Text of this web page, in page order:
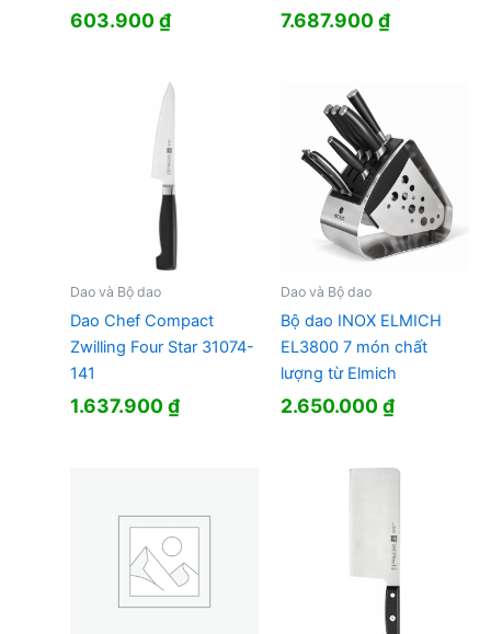
603.900₫ 7.687.900₫
Dao và Bộ dao
Dao Chef Compact
Zwilling Four Star 31074-
141
1.637.900₫
Dao và Bộ dao
Bộ dao INOX ELMICH
EL3800 7 món chất
lượng từ Elmich
2.650.000₫